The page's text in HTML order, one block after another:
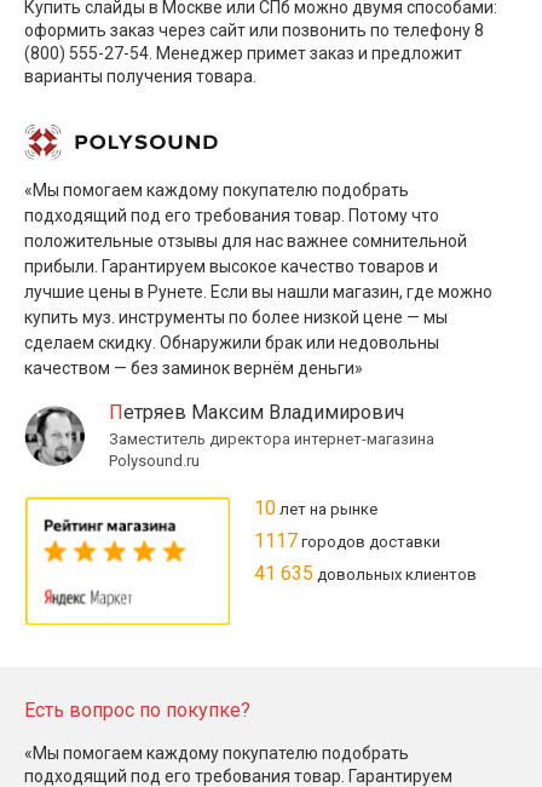
Купить слайды в Москве или СПб можно двумя способами:
оформить заказ через сайт или позвонить по телефону 8
(800) 555-27-54. Менеджер примет заказ и предложит
варианты получения товара.
«Мы помогаем каждому покупателю подобрать
подходящий под его требования товар. Потому что
положительные отзывы для нас важнее сомнительной
прибыли. Гарантируем высокое качество товаров и
лучшие цены в Рунете. Если вы нашли магазин, где можно
купить муз. инструменты по более низкой цене — мы
сделаем скидку. Обнаружили брак или недовольны
качеством — без заминок вернём деньги»
Петряев Максим Владимирович
Заместитель директора интернет-магазина
Polysound.ru
10 лет на рынке
1117 городов доставки
41 635 довольных клиентов
Есть вопрос по покупке?
«Мы помогаем каждому покупателю подобрать
подходящий под его требования товар. Гарантируем